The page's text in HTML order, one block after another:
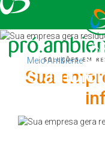
Voltar ao blog
Meio Ambiente
Sua